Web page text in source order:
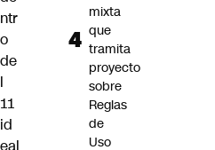
ntr
o
de
l
11
id
eal
mixta
que
tramita
proyecto
sobre
Reglas
de
Uso